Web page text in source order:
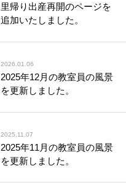
里帰り出産再開のページを
追加いたしました。
2026.01.06
2025年12月の教室員の風景
を更新しました。
2025.11.07
2025年11月の教室員の風景
を更新しました。